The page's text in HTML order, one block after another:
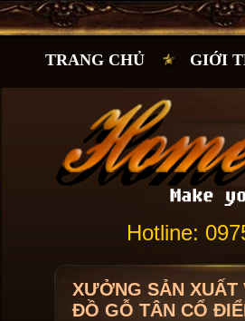
TRANG CHỦ GIỚI
Hotline:
XƯỞNG SẢN XUẤT
ĐỒ GỖ TÂN CỔ